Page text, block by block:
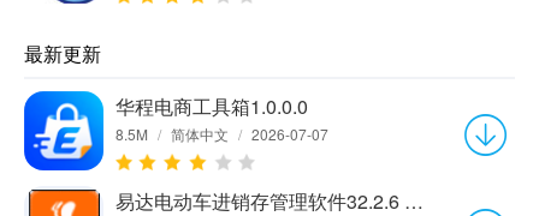
最新更新
华程电商工具箱1.0.0.0
8.5M / 简体中文 / 2026-07-07
易达电动车进销存管理软件32.2.6 官方版